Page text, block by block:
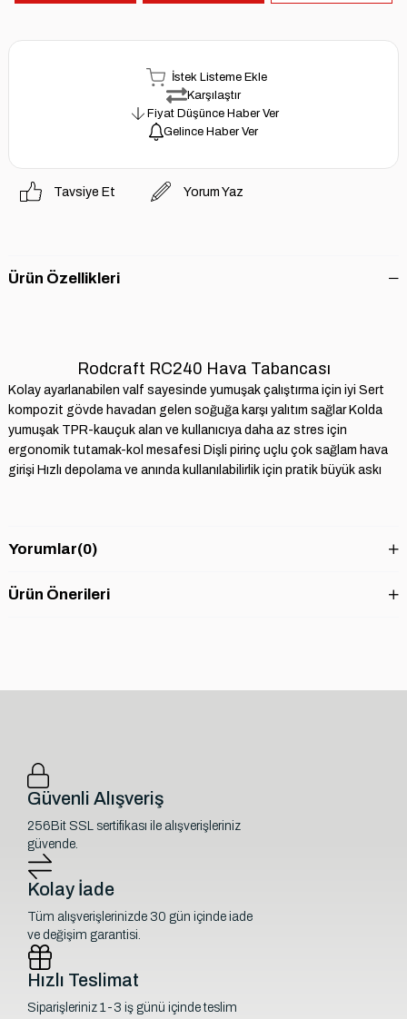
İstek Listeme Ekle
Karşılaştır
Fiyat Düşünce Haber Ver
Gelince Haber Ver
Tavsiye Et Yorum Yaz
Ürün Özellikleri
Rodcraft RC240 Hava Tabancası
Kolay ayarlanabilen valf sayesinde yumuşak çalıştırma için iyi Sert
kompozit gövde havadan gelen soğuğa karşı yalıtım sağlar Kolda
yumuşak TPR-kauçuk alan ve kullanıcıya daha az stres için
ergonomik tutamak-kol mesafesi Dişli pirinç uçlu çok sağlam hava
girişi Hızlı depolama ve anında kullanılabilirlik için pratik büyük askı
Yorumlar(0)
Ürün Önerileri
Güvenli Alışveriş
256Bit SSL sertifikası ile alışverişleriniz
güvende.
Kolay İade
Tüm alışverişlerinizde 30 gün içinde iade
ve değişim garantisi.
Hızlı Teslimat
Siparişleriniz 1-3 iş günü içinde teslim